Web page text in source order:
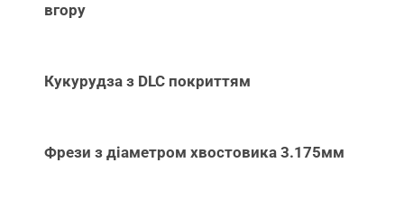
вгору
Кукурудза з DLC покриттям
Фрези з діаметром хвостовика 3.175мм